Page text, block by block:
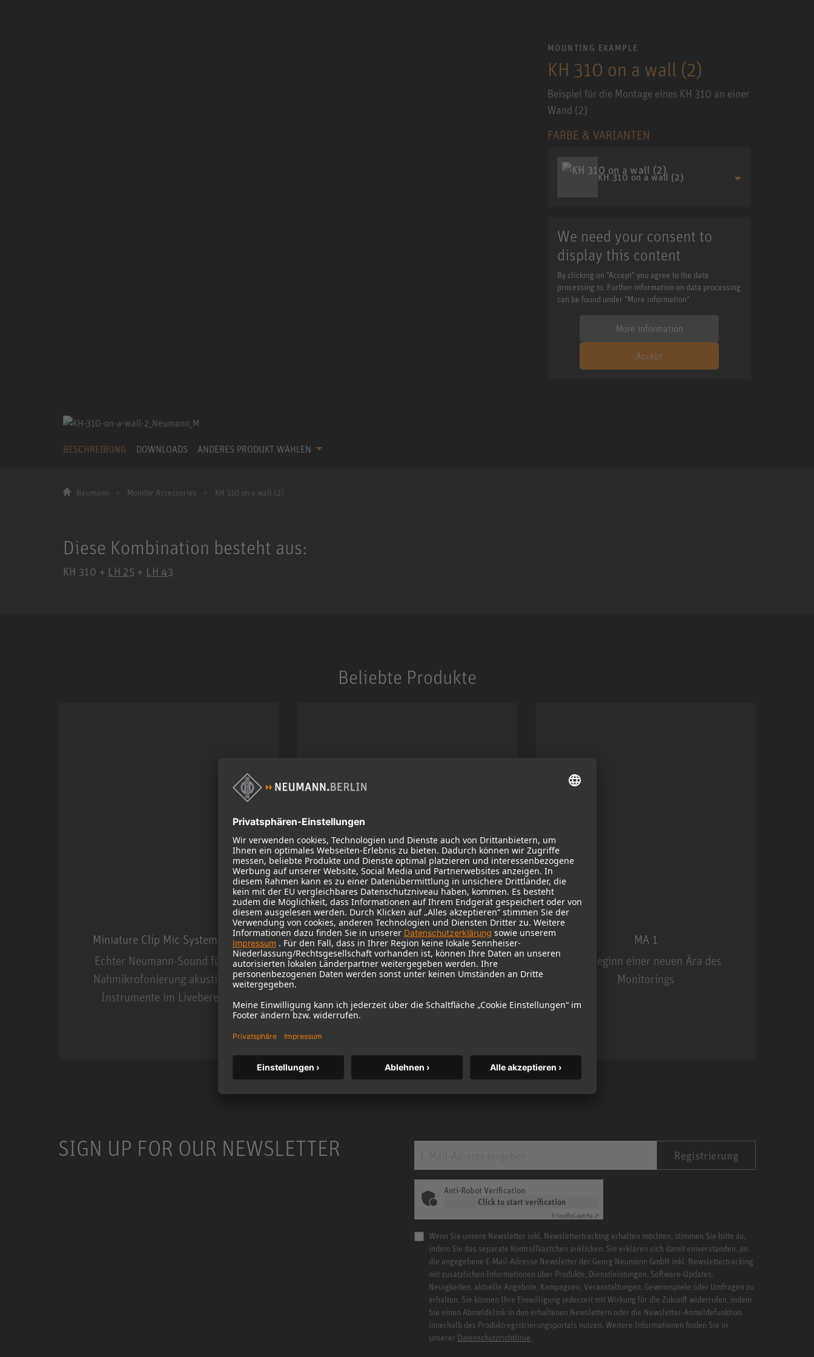
MOUNTING EXAMPLE
KH 310 on a wall (2)
Beispiel für die Montage eines KH 310 an einer
Wand (2)
FARBE & VARIANTEN
KH 310 on a wall (2)
We need your consent to
display this content
By clicking on "Accept" you agree to the data
processing to. Further information on data processing
can be found under "More information".
More information
Accept
BESCHREIBUNG DOWNLOADS ANDERES PRODUKT WÄHLEN
Neumann Monitor Accessories KH 310 on a wall (2)
Diese Kombination besteht aus:
KH 310 + LH 25 + LH 43
Beliebte Produkte
Miniature Clip Mic System MCM
Echter Neumann-Sound für die
Nahmikrofonierung akustischer
Instrumente im Livebereich.
KH 120 II
Neumanns beliebter Studiomonitor
auf neuem Niveau – mit tieferem
MA 1
Der Beginn einer neuen Ära des
Monitorings
SIGN UP FOR OUR NEWSLETTER Registrierung
Anti-Robot Verification
Click to start verification
FriendlyCaptcha ⇗
Wenn Sie unsere Newsletter inkl. Newslettertracking erhalten möchten, stimmen Sie bitte zu,
indem Sie das separate Kontrollkästchen anklicken. Sie erklären sich damit einverstanden, an
die angegebene E-Mail-Adresse Newsletter der Georg Neumann GmbH inkl. Newslettertracking
mit zusätzlichen Informationen über Produkte, Dienstleistungen, Software-Updates,
Neuigkeiten, aktuelle Angebote, Kampagnen, Veranstaltungen, Gewinnspiele oder Umfragen zu
erhalten. Sie können Ihre Einwilligung jederzeit mit Wirkung für die Zukunft widerrufen, indem
Sie einen Abmeldelink in den erhaltenen Newslettern oder die Newsletter-Anmeldefunktion
innerhalb des Produktregistrierungsportals nutzen. Weitere Informationen finden Sie in
unserer Datenschutzrichtlinie